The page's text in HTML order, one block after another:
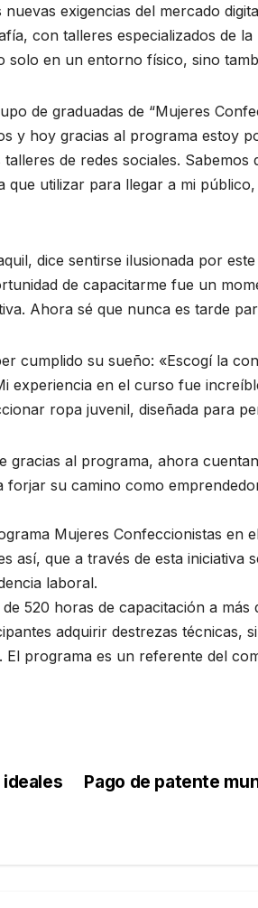
exigencias del mercado
con talleres especializados de
en un entorno físico, sino
de graduadas de “Mujeres
y hoy gracias al programa estoy
de redes sociales. Sabemos
utilizar para llegar a mi
dice sentirse ilusionada por
de capacitarme fue un
Ahora sé que nunca es tarde
cumplido su sueño: «Escogí la
en el curso fue
ropa juvenil, diseñada para
al programa, ahora
su camino como
Mujeres Confeccionistas en
que a través de esta iniciativa
laboral.
520 horas de capacitación a
adquirir destrezas
programa es un referente del
Pago de patente